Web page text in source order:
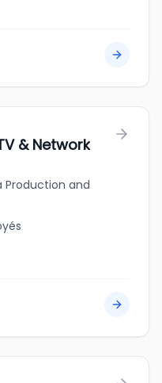
& Network
Production and